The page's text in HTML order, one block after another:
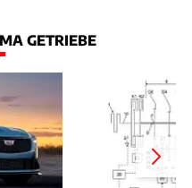
GETRIEBE